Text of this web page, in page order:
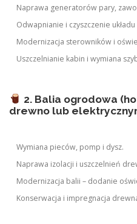
Naprawa generatorów pary,
Odwapnianie i czyszczenie
Modernizacja sterowników i
Uszczelnianie kabin i wymiana
2. Balia ogrodowa
drewno lub
Wymiana pieców, pomp i dysz.
Naprawa izolacji i uszczelnień
Modernizacja balii – dodanie
Konserwacja i impregnacja